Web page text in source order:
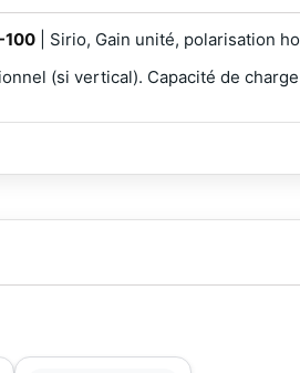
100 | Sirio, Gain unité, polarisation
(si vertical). Capacité de